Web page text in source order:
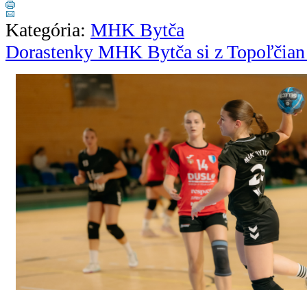
Kategória: MHK Bytča
Dorastenky MHK Bytča si z